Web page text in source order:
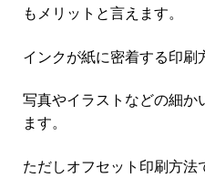
もメリットと言えます。
インクが紙に密着する印刷
写真やイラストなどの細か
ます。
ただしオフセット印刷方法